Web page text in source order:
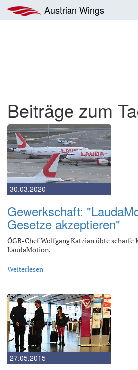
Inhalt
springen
Austrian Wings
Beiträge zum
30.03.2020
Gewerkschaft:
Gesetze akzeptieren"
ÖGB-Chef Wolfgang Katzian übte scharfe
LaudaMotion.
Weiterlesen
27.05.2015